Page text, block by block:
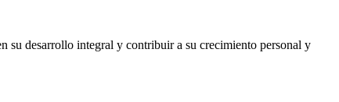
su desarrollo integral y contribuir a su crecimiento personal y